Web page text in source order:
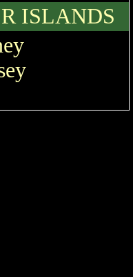
ISLANDS